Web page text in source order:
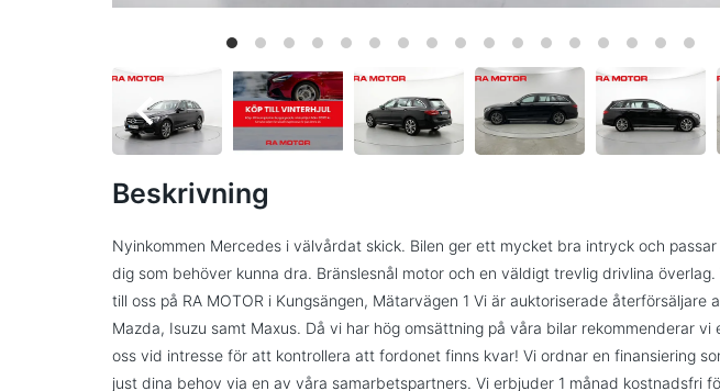
Beskrivning
Nyinkommen Mercedes i välvårdat skick. Bilen ger ett mycket bra intryck och
dig som behöver kunna dra. Bränslesnål motor och en väldigt trevlig drivlina överlag.
till oss på RA MOTOR i Kungsängen, Mätarvägen 1 Vi är auktoriserade återförsäljare
Mazda, Isuzu samt Maxus. Då vi har hög omsättning på våra bilar rekommenderar vi
oss vid intresse för att kontrollera att fordonet finns kvar! Vi ordnar en finansiering
just dina behov via en av våra samarbetspartners. Vi erbjuder 1 månad kostnadsfri